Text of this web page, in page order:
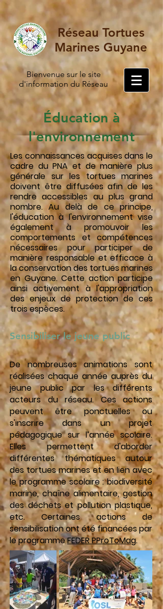
Réseau Tortues
Marines Guyane
Bienvenue sur le site
d'information du Réseau
Éducation à
l'environnement
Les connaissances acquises dans le
cadre du PNA et de manière plus
générale sur les tortues marines
doivent être diffusées afin de les
rendre accessibles au plus grand
nombre. Au delà de ce principe,
l'éducation à l'environnement vise
également à promouvoir les
comportements et compétences
nécessaires pour participer de
manière responsable et efficace à
la conservation des tortues marines
en Guyane. Cette action participe
ainsi activement à l'appropriation
des enjeux de protection de ces
trois espèces.
Sensibiliser le jeune public
De nombreuses animations sont
réalisées chaque année auprès du
jeune public par les différents
acteurs du réseau. Ces actions
peuvent être ponctuelles ou
s'inscrire dans un projet
pédagogique sur l’année scolaire.
Elles permettent d'aborder
différentes thématiques autour
des tortues marines et en lien avec
le programme scolaire : biodiversité
marine, chaîne alimentaire, gestion
des déchets et pollution plastique,
etc. Certaines actions de
sensibilisation ont été financées par
le programmeFEDER PProToMag.